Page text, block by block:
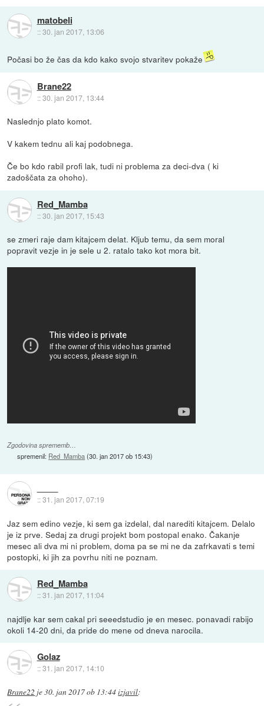
matobeli
::30. jan 2017, 13:06
Počasi bo že čas da kdo kako svojo stvaritev pokaže
Brane22
::30. jan 2017, 13:44
Naslednjo plato komot.
V kakem tednu ali kaj podobnega.
Če bo kdo rabil profi lak, tudi ni problema za deci-dva ( ki
zadoščata za ohoho).
Red_Mamba
::30. jan 2017, 15:43
se zmeri raje dam kitajcem delat. Kljub temu, da sem moral
popravit vezje in je sele u 2. ratalo tako kot mora bit.
Zgodovina sprememb…
spremenil: Red_Mamba(30. jan 2017 ob 15:43)
::31. jan 2017, 07:19
Jaz sem edino vezje, ki sem ga izdelal, dal narediti kitajcem. Delalo
je iz prve. Sedaj za drugi projekt bom postopal enako. Čakanje
mesec ali dva mi ni problem, doma pa se mi ne da zafrkavati s temi
postopki, ki jih za povrhu niti ne poznam.
Red_Mamba
::31. jan 2017, 11:04
najdlje kar sem cakal pri seeedstudio je en mesec. ponavadi rabijo
okoli 14-20 dni, da pride do mene od dneva narocila.
Golaz
::31. jan 2017, 14:10
Brane22 je30. jan 2017 ob 13:44izjavil: